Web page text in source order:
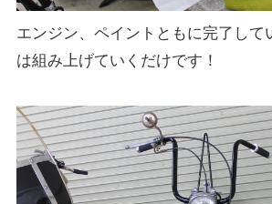
エンジン、ペイントともに完了して
は組み上げていくだけです！